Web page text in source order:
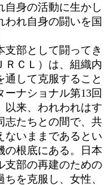
自身の活動に生かし
われ自身の闘いを国
部として闘ってき
ＲＣＬ）は、組織内
して克服すること
ナショナル第13回
以来、われわれはす
志たちとの間で、共
ないままであるとい
の根底にある。日本
支部の再建のための
を克服し、女性、